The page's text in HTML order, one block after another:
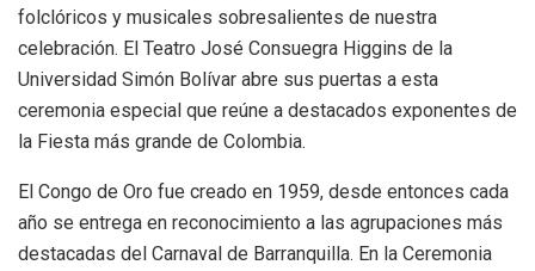
folclóricos y musicales sobresalientes de nuestra
celebración. El Teatro José Consuegra Higgins de la
Universidad Simón Bolívar abre sus puertas a esta
ceremonia especial que reúne a destacados exponentes de
la Fiesta más grande de Colombia.
El Congo de Oro fue creado en 1959, desde entonces cada
año se entrega en reconocimiento a las agrupaciones más
destacadas del Carnaval de Barranquilla. En la Ceremonia